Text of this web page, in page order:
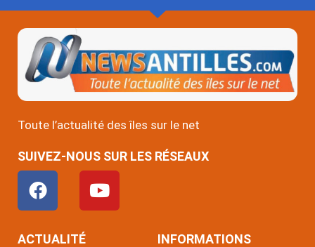
Toute l’actualité des îles sur le net
SUIVEZ-NOUS SUR LES RÉSEAUX
F
a
c
e
Y
o
u
ACTUALITÉ INFORMATIONS